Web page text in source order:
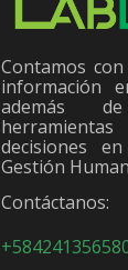
Contamos
información
además
decisiones
Gestión
Contáctanos: